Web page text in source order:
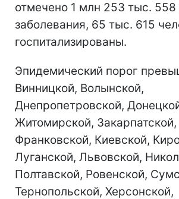
отмечено 1 млн 253 тыс. 558
заболевания, 65 тыс. 615
госпитализированы.
Эпидемический порог
Винницкой, Волынской,
Днепропетровской,
Житомирской,
Франковской, Киевской,
Луганской, Львовской,
Полтавской, Ровенской,
Тернопольской, Херсонской,